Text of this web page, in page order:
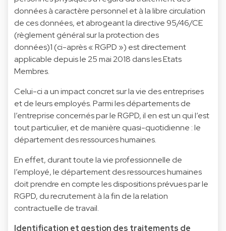
données à caractère personnel et à la libre circulation
de ces données, et abrogeant la directive 95/46/CE
(règlement général sur la protection des
données)1 (ci-après « RGPD ») est directement
applicable depuis le 25 mai 2018 dans les Etats
Membres.
Celui-ci a un impact concret sur la vie des entreprises
et de leurs employés. Parmi les départements de
l’entreprise concernés par le RGPD, il en est un qui l’est
tout particulier, et de manière quasi-quotidienne : le
département des ressources humaines.
En effet, durant toute la vie professionnelle de
l’employé, le département des ressources humaines
doit prendre en compte les dispositions prévues par le
RGPD, du recrutement à la fin de la relation
contractuelle de travail.
Identification et gestion des traitements de